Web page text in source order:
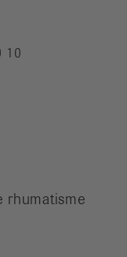
10
rhumatisme